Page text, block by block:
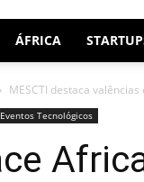
ÁFRICA
MESCTI destaca
Eventos Tecnológicos